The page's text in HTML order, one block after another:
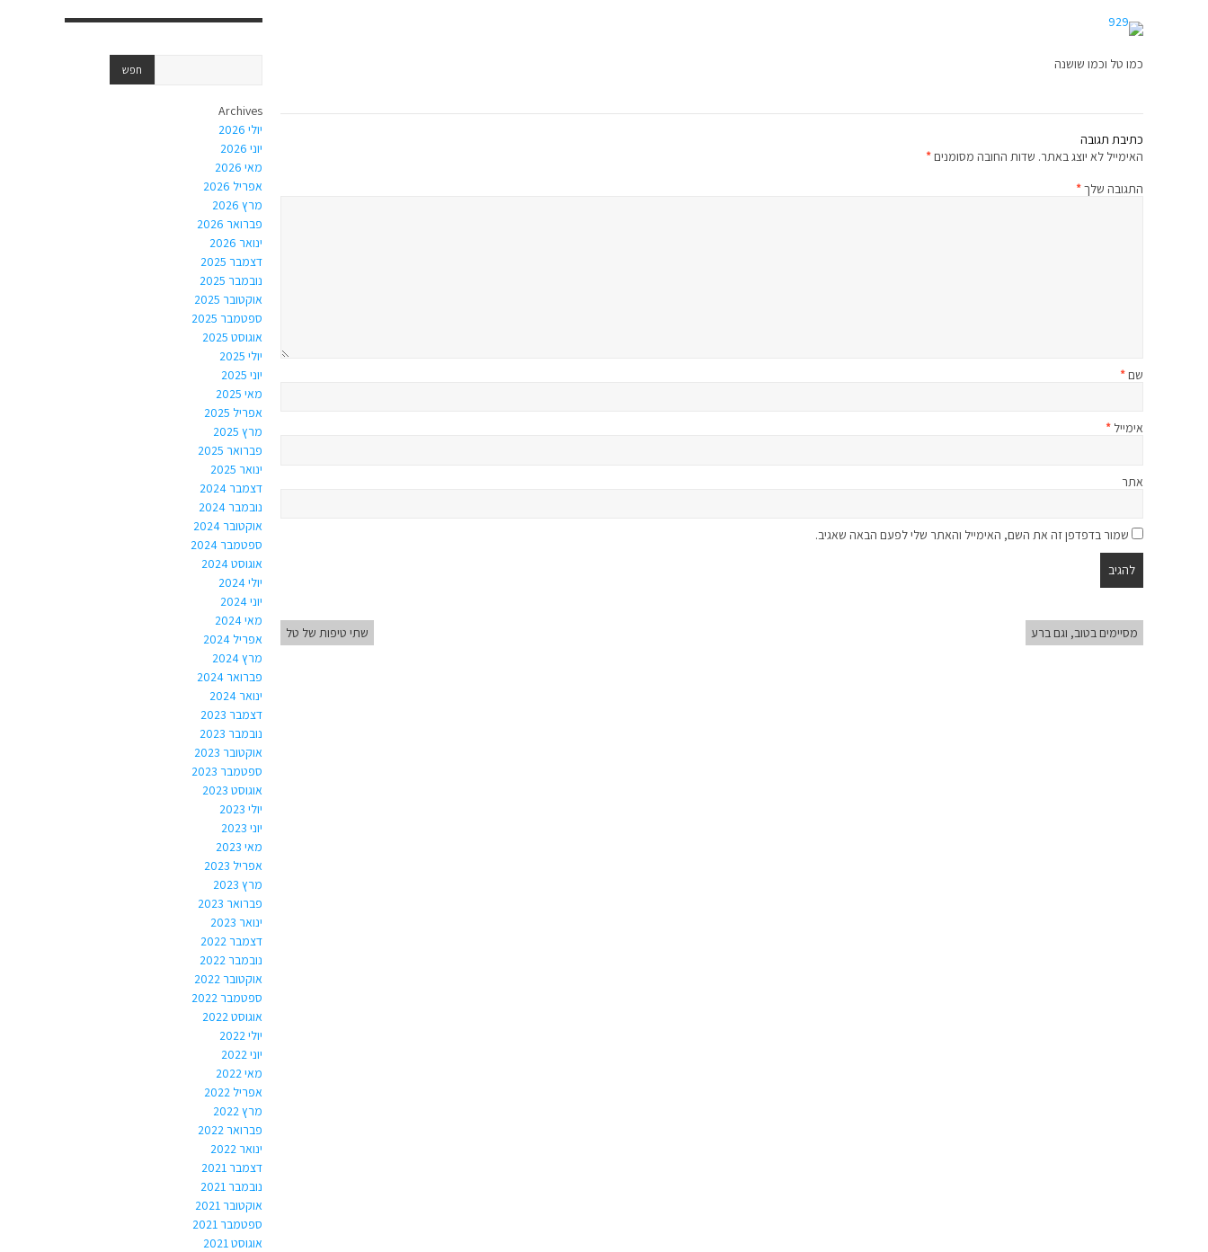
כמו טל וכמו שושנה
כתיבת תגובה
האימייל לא יוצג באתר. שדות החובה מסומנים*
התגובה שלך*
שם*
אימייל *
אתר
שמור בדפדפן זה את השם, האימייל והאתר שלי לפעם הבאה שאגיב.
מסיימים בטוב, וגם ברע שתי טיפות של טל
Archives
יולי 2026
יוני 2026
מאי 2026
אפריל 2026
מרץ 2026
פברואר 2026
ינואר 2026
דצמבר 2025
נובמבר 2025
אוקטובר 2025
ספטמבר 2025
אוגוסט 2025
יולי 2025
יוני 2025
מאי 2025
אפריל 2025
מרץ 2025
פברואר 2025
ינואר 2025
דצמבר 2024
נובמבר 2024
אוקטובר 2024
ספטמבר 2024
אוגוסט 2024
יולי 2024
יוני 2024
מאי 2024
אפריל 2024
מרץ 2024
פברואר 2024
ינואר 2024
דצמבר 2023
נובמבר 2023
אוקטובר 2023
ספטמבר 2023
אוגוסט 2023
יולי 2023
יוני 2023
מאי 2023
אפריל 2023
מרץ 2023
פברואר 2023
ינואר 2023
דצמבר 2022
נובמבר 2022
אוקטובר 2022
ספטמבר 2022
אוגוסט 2022
יולי 2022
יוני 2022
מאי 2022
אפריל 2022
מרץ 2022
פברואר 2022
ינואר 2022
דצמבר 2021
נובמבר 2021
אוקטובר 2021
ספטמבר 2021
אוגוסט 2021